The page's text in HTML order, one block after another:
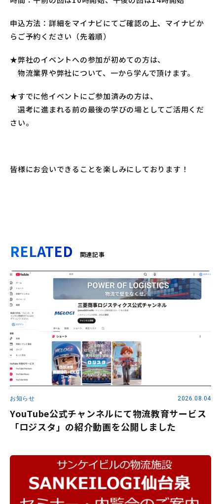
申込方法：詳細をマイナビにてご確認の上、マイナビか
らご予約ください（先着順）
★弊社のイベントへの参加が初めての方は、
物流業界や弊社について、一から学んで頂けます。
★すでに他イベントにご参加済みの方は、
選考に進まれる前の最後の学びの場としてご活用くだ
さい。
皆様にお会いできることを楽しみにしております！
RELATED 関連記事
お知らせ 2026.08.04
YouTube公式チャンネルにて物流教育サービス
「ロジスタ」の紹介動画を公開しました